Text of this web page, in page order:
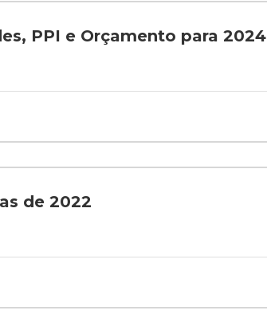
PPI e Orçamento para 2024
de 2022